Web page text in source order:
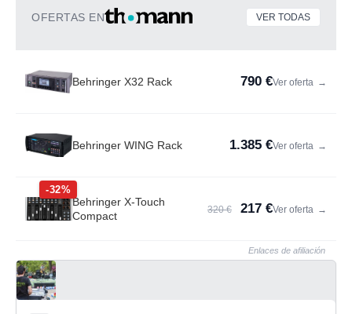
OFERTAS EN VER TODAS
Behringer X32 Rack 790 €Ver oferta →
Behringer WING Rack 1.385 €Ver oferta →
-32%
Behringer X-Touch
Compact
320 € 217 €Ver oferta →
Enlaces de afiliación